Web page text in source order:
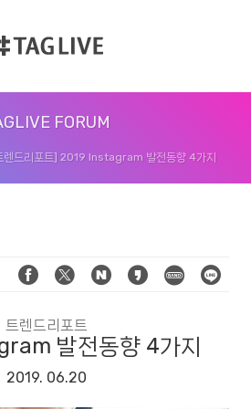
FORUM
렌드리포트] 2019 Instagram 발전동향 4가지
트렌드리포트
발전동향 4가지
2019. 06.20